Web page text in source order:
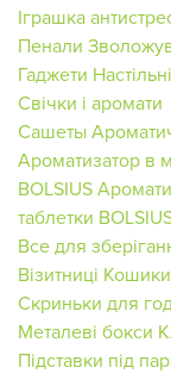
Іграшка
Пенали
Гаджети
Свічки і аромати
Сашеты
Ароматизатор в
BOLSIUS
таблетки
Все для
Візитниці Кошики
Скриньки для
Металеві бокси
Підставки під